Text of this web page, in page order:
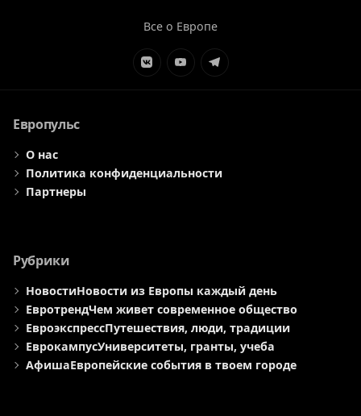
Все о Европе
ЭлементЭлементЭлемент
Европульс
О нас
Политика конфиденциальности
Партнеры
Рубрики
НовостиНовости из Европы каждый день
ЕвротрендЧем живет современное общество
ЕвроэкспрессПутешествия, люди, традиции
ЕврокампусУниверситеты, гранты, учеба
АфишаЕвропейские события в твоем городе